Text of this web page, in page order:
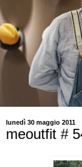
lunedì 30 maggio 2011
meoutfit #